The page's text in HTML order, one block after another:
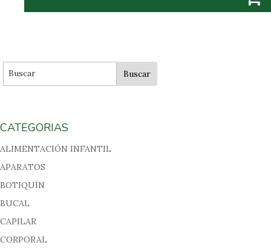
CATEGORIAS
ALIMENTACIÓN INFANTIL
APARATOS
BOTIQUÍN
BUCAL
CAPILAR
CORPORAL